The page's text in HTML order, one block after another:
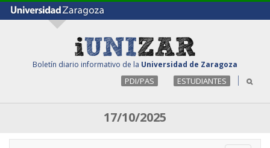
Boletín diario informativo de la Universidad de Zaragoza
PDI/PAS ESTUDIANTES
17/10/2025